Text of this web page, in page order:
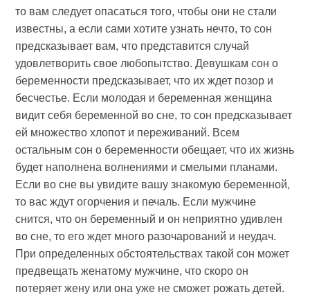
то вам следует опасаться того, чтобы они не стали
известны, а если сами хотите узнать нечто, то сон
предсказывает вам, что представится случай
удовлетворить свое любопытство. Девушкам сон о
беременности предсказывает, что их ждет позор и
бесчестье. Если молодая и беременная женщина
видит себя беременной во сне, то сон предсказывает
ей множество хлопот и переживаний. Всем
остальным сон о беременности обещает, что их жизнь
будет наполнена волнениями и смелыми планами.
Если во сне вы увидите вашу знакомую беременной,
то вас ждут огорчения и печаль. Если мужчине
снится, что он беременный и он неприятно удивлен
во сне, то его ждет много разочарований и неудач.
При определенных обстоятельствах такой сон может
предвещать женатому мужчине, что скоро он
потеряет жену или она уже не сможет рожать детей.